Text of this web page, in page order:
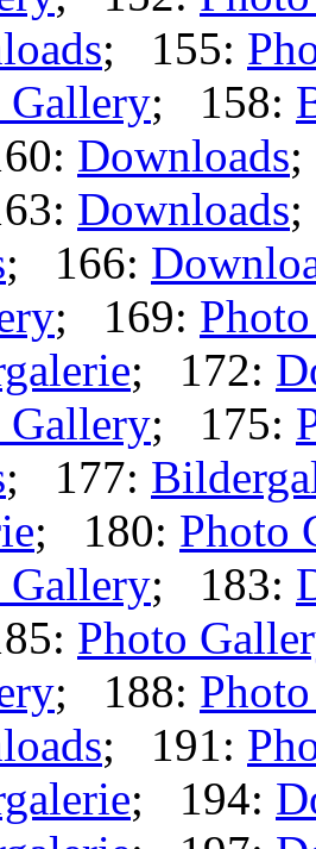
; 155:
Gallery; 158:
Downloads
Downloads
; 166:
; 169:
; 172:
Gallery; 175:
; 177:
; 180: Photo
Gallery; 183:
Photo
; 188:
; 191:
; 194: